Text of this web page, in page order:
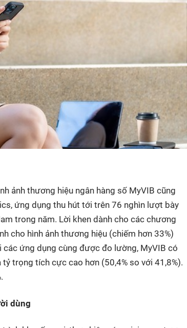
ảnh thương hiệu ngân hàng số MyVIB cũng
ứng dụng thu hút tới trên 76 nghìn lượt bày
trong năm. Lời khen dành cho các chương
cho hình ảnh thương hiệu (chiếm hơn 33%)
các ứng dụng cùng được đo lường, MyVIB có
tỷ trọng tích cực cao hơn (50,4% so với 41,8%).
dùng